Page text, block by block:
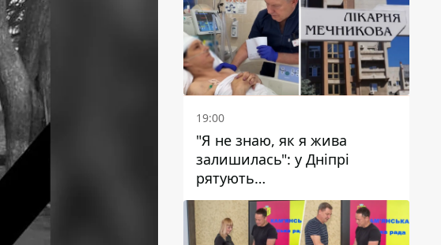
19:00
"Я не знаю, як я жива
залишилась": у Дніпрі
рятують
військовослужбовицю та
мати чотирьох дітей, яку
поранив КАБ